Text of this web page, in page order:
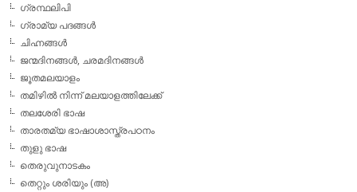
ഗ്രന്ഥലിപി
ഗ്രാമ്യ പദങ്ങള്‍
ചിഹ്നങ്ങള്‍
ജന്മദിനങ്ങള്‍, ചരമദിനങ്ങള്‍
ജൂതമലയാളം
തമിഴില്‍ നിന്ന് മലയാളത്തിലേക്ക്
തലശേരി ഭാഷ
താരതമ്യ ഭാഷാശാസ്ത്രപഠനം
തുളു ഭാഷ
തെരുവുനാടകം
തെറ്റും ശരിയും (അ)